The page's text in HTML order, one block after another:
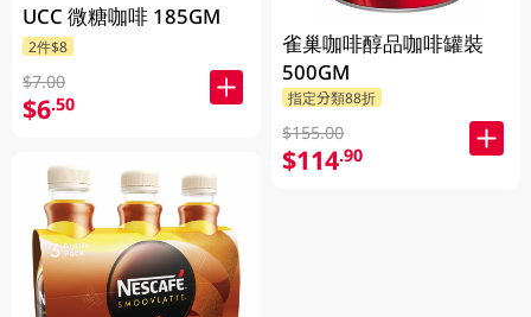
UCC 微糖咖啡 185GM
2件$8
$7.00
$6.50
雀巢咖啡醇品咖啡罐裝
500GM
指定分類88折
$155.00
$114.90